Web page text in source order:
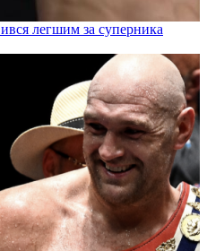
легшим за суперника